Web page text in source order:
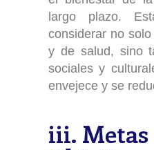
largo plazo.
considerar no
y de salud, sino
sociales y
envejece y se
iii. Metas